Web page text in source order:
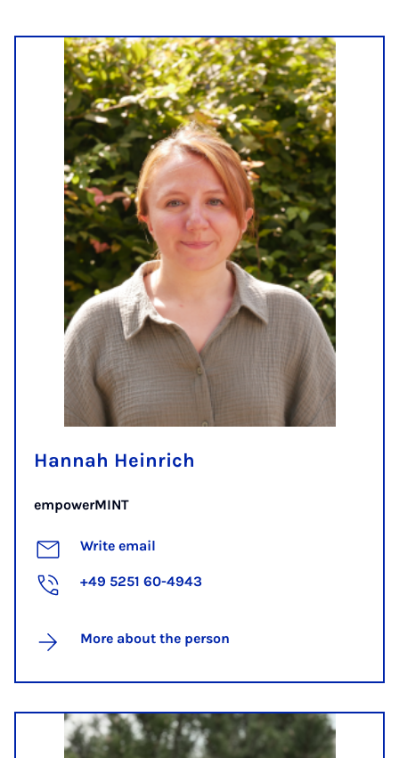
Hannah Heinrich
empowerMINT
Write email
+49 5251 60-4943
More about the person